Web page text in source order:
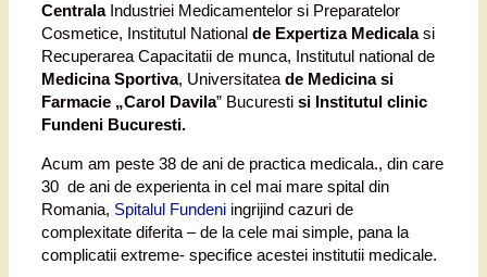
CentralaIndustriei Medicamentelor si Preparatelor
Cosmetice, Institutul National de Expertiza Medicalasi
Recuperarea Capacitatii de munca, Institutul national de
Medicina Sportiva, Universitatea de Medicina si
Farmacie „Carol Davila” Bucuresti si Institutul clinic
Fundeni Bucuresti.
Acum am peste 38 de ani de practica medicala., din care
30 de ani de experienta in cel mai mare spital din
Romania, Spitalul Fundeni ingrijind cazuri de
complexitate diferita – de la cele mai simple, pana la
complicatii extreme- specifice acestei institutii medicale.